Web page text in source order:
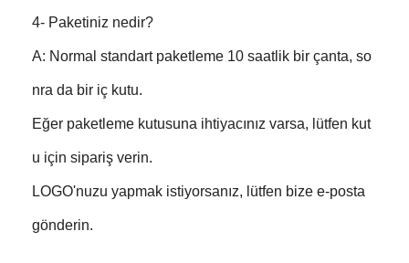
4- Paketiniz nedir?
A: Normal standart paketleme 10 saatlik bir çanta, so
nra da bir iç kutu.
Eğer paketleme kutusuna ihtiyacınız varsa, lütfen kut
u için sipariş verin.
LOGO'nuzu yapmak istiyorsanız, lütfen bize e-posta
gönderin.